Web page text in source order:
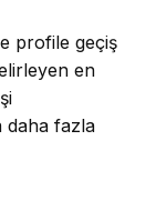
profile geçiş
en
daha fazla